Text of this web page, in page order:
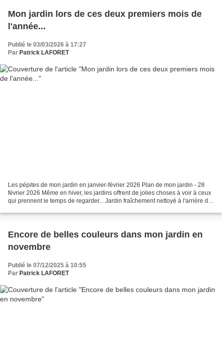
Mon jardin lors de ces deux premiers mois de
l'année...
Publié le 03/03/2026 à 17:27
Par Patrick LAFORET
Les pépites de mon jardin en janvier-février 2026 Plan de mon jardin - 28
février 2026 Même en hiver, les jardins offrent de jolies choses à voir à ceux
qui prennent le temps de regarder... Jardin fraîchement nettoyé à l'arrière de
Encore de belles couleurs dans mon jardin en
novembre
Publié le 07/12/2025 à 10:55
Par Patrick LAFORET